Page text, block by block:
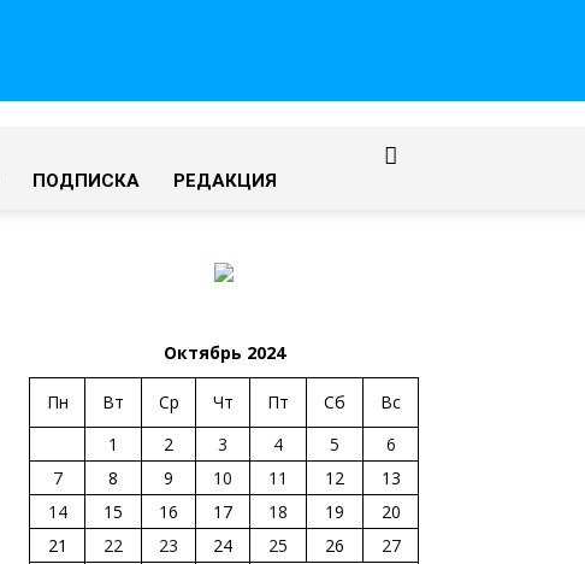
ПОДПИСКА РЕДАКЦИЯ
Октябрь 2024
Пн Вт Ср Чт Пт Сб
Вс
1
2 3 4 5
6
7
8 9 10 11 12
13
14
15 16 17 18 19
20
21
22 23 24 25 26
27